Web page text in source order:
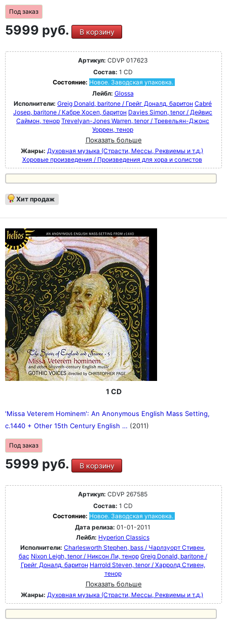
Под заказ
5999 руб. В корзину
Артикул: CDVP 017623
Состав: 1 CD
Состояние: Новое. Заводская упаковка.
Лейбл: Glossa
Исполнители: Greig Donald, baritone / Грейг Доналд, баритон Cabré
Josep, baritone / Кабре Хосеп, баритон Davies Simon, tenor / Дейвис
Саймон, тенор Trevelyan-Jones Warren, tenor / Тревельян-Джонс
Уоррен, тенор
Показать больше
Жанры: Духовная музыка (Страсти, Мессы, Реквиемы и т.д.)
Хоровые произведения / Произведения для хора и солистов
Хит продаж
1 CD
'Missa Veterem Hominem': An Anonymous English Mass Setting,
c.1440 + Other 15th Century English … (2011)
Под заказ
5999 руб. В корзину
Артикул: CDVP 267585
Состав: 1 CD
Состояние: Новое. Заводская упаковка.
Дата релиза: 01-01-2011
Лейбл: Hyperion Classics
Исполнители: Charlesworth Stephen, bass / Чарлзуорт Стивен,
бас Nixon Leigh, tenor / Никсон Ли, тенор Greig Donald, baritone /
Грейг Доналд, баритон Harrold Steven, tenor / Харролд Стивен,
тенор
Показать больше
Жанры: Духовная музыка (Страсти, Мессы, Реквиемы и т.д.)